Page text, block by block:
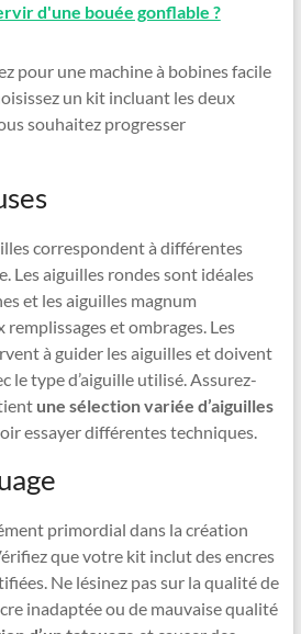
d'une bouée gonflable ?
pour une machine à bobines facile
un kit incluant les deux
souhaitez progresser
correspondent à différentes
Les aiguilles rondes sont idéales
et les aiguilles magnum
et ombrages. Les
à guider les aiguilles et doivent
le type d’aiguille utilisé. Assurez-
une sélection variée d’aiguilles
essayer différentes techniques.
primordial dans la création
que votre kit inclut des encres
Ne lésinez pas sur la qualité de
inadaptée ou de mauvaise qualité